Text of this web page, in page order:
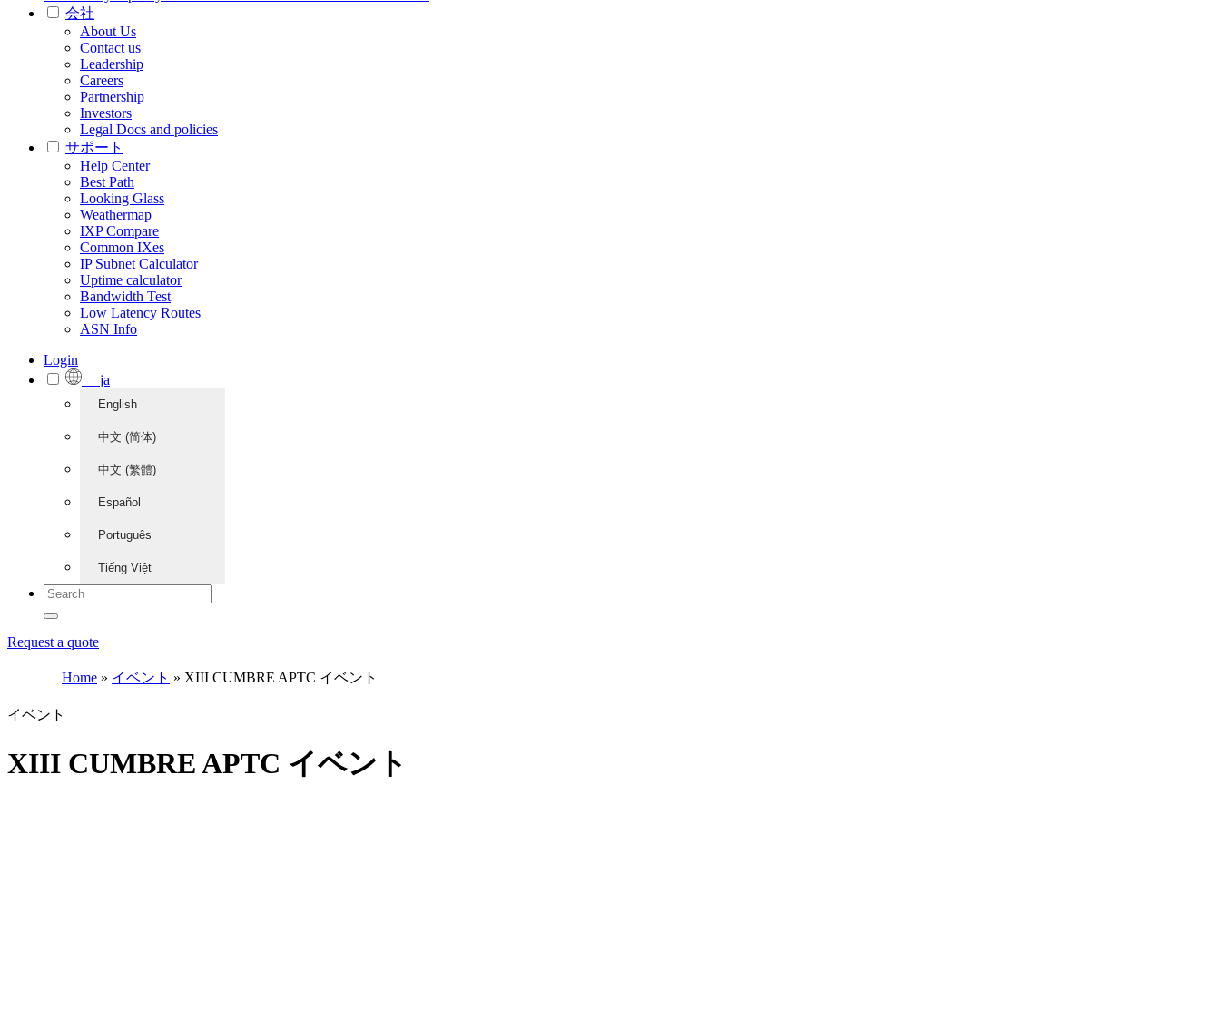
会社
About Us
Contact us
Leadership
Careers
Partnership
Investors
Legal Docs and policies
サポート
Help Center
Best Path
Looking Glass
Weathermap
IXP Compare
Common IXes
IP Subnet Calculator
Uptime calculator
Bandwidth Test
Low Latency Routes
ASN Info
Login
ja
English
中文 (简体)
中文 (繁體)
Español
Português
Tiếng Việt
Request a quote
Home » イベント » XIII CUMBRE APTC イベント
イベント
XIII CUMBRE APTC イベント